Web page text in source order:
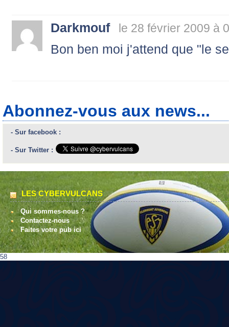
Darkmouf le 28 février 2009 à
Bon ben moi j'attend que "le
Abonnez-vous aux news...
- Sur facebook :
- Sur Twitter :
LES CYBERVULCANS
Qui sommes-nous ?
Contactez-nous
Faites votre pub ici
58